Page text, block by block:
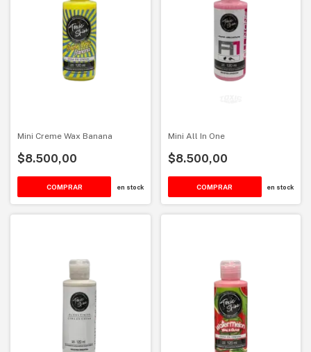
Mini Creme Wax Banana
$8.500,00
en stock
Mini All In One
$8.500,00
en stock